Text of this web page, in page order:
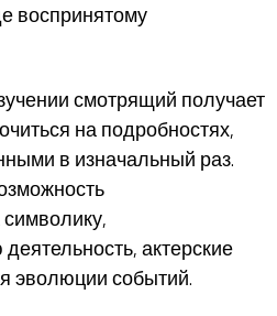
воспринятому
смотрящий получает
на подробностях,
в изначальный раз.
актерские
эволюции событий.